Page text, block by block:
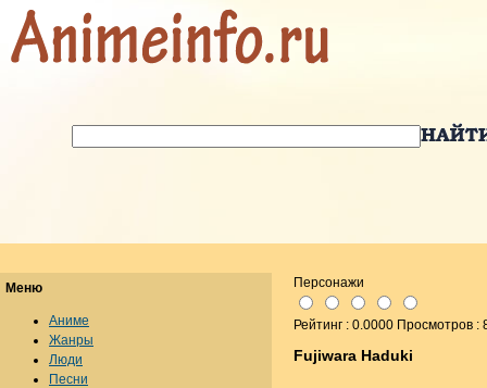
Персонажи
Рейтинг : 0.0000 Просмотров :
Fujiwara Haduki
Меню
Аниме
Жанры
Люди
Песни